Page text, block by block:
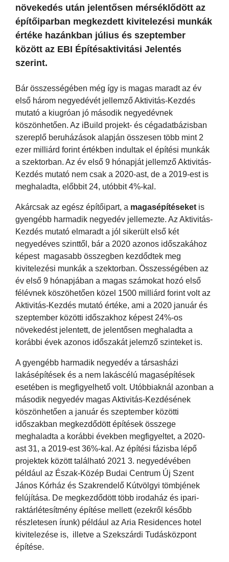
növekedés után jelentősen mérséklődött az
építőiparban megkezdett kivitelezési munkák
értéke hazánkban július és szeptember
között az EBI Építésaktivitási Jelentés
szerint.
Bár összességében még így is magas maradt az év
első három negyedévét jellemző Aktivitás-Kezdés
mutató a kiugróan jó második negyedévnek
köszönhetően. Az iBuild projekt- és cégadatbázisban
szereplő beruházások alapján összesen több mint 2
ezer milliárd forint értékben indultak el építési munkák
a szektorban. Az év első 9 hónapját jellemző Aktivitás-
Kezdés mutató nem csak a 2020-ast, de a 2019-est is
meghaladta, előbbit 24, utóbbit 4%-kal.
Akárcsak az egész építőipart, a magasépítéseket is
gyengébb harmadik negyedév jellemezte. Az Aktivitás-
Kezdés mutató elmaradt a jól sikerült első két
negyedéves szinttől, bár a 2020 azonos időszakához
képest magasabb összegben kezdődtek meg
kivitelezési munkák a szektorban. Összességében az
év első 9 hónapjában a magas számokat hozó első
félévnek köszöhetően közel 1500 milliárd forint volt az
Aktivitás-Kezdés mutató értéke, ami a 2020 január és
szeptember közötti időszakhoz képest 24%-os
növekedést jelentett, de jelentősen meghaladta a
korábbi évek azonos időszakát jelemző szinteket is.
A gyengébb harmadik negyedév a társasházi
lakásépítések és a nem lakáscélú magasépítések
esetében is megfigyelhető volt. Utóbbiaknál azonban a
második negyedév magas Aktivitás-Kezdésének
köszönhetően a január és szeptember közötti
időszakban megkezdődött építések összege
meghaladta a korábbi években megfigyeltet, a 2020-
ast 31, a 2019-est 36%-kal. Az építési fázisba lépő
projektek között található 2021 3. negyedévében
például az Észak-Közép Budai Centrum Új Szent
János Kórház és Szakrendelő Kútvölgyi tömbjének
felújítása. De megkezdődött több irodaház és ipari-
raktárlétesítmény építése mellett (ezekről később
részletesen írunk) például az Aria Residences hotel
kivitelezése is, illetve a Szekszárdi Tudásközpont
építése.